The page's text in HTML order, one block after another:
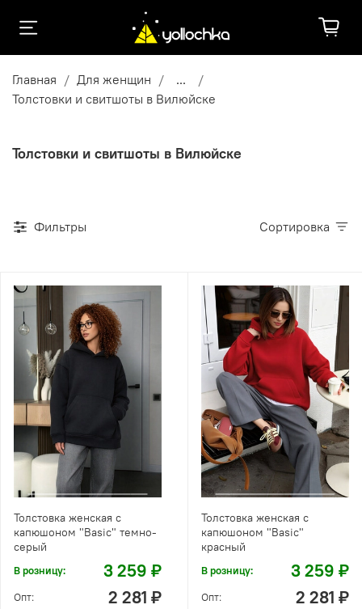
Главная Для женщин
...
Толстовки и свитшоты в Вилюйске
Толстовки и свитшоты в Вилюйске
Фильтры Сортировка
Толстовка женская с
капюшоном "Вasic" темно-
серый
В розницу: 3 259 ₽
Опт: 2 281 ₽
Толстовка женская с
капюшоном "Вasic"
красный
В розницу: 3 259 ₽
Опт: 2 281 ₽